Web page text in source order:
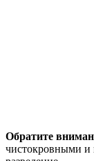
Обратите
чистокровными и